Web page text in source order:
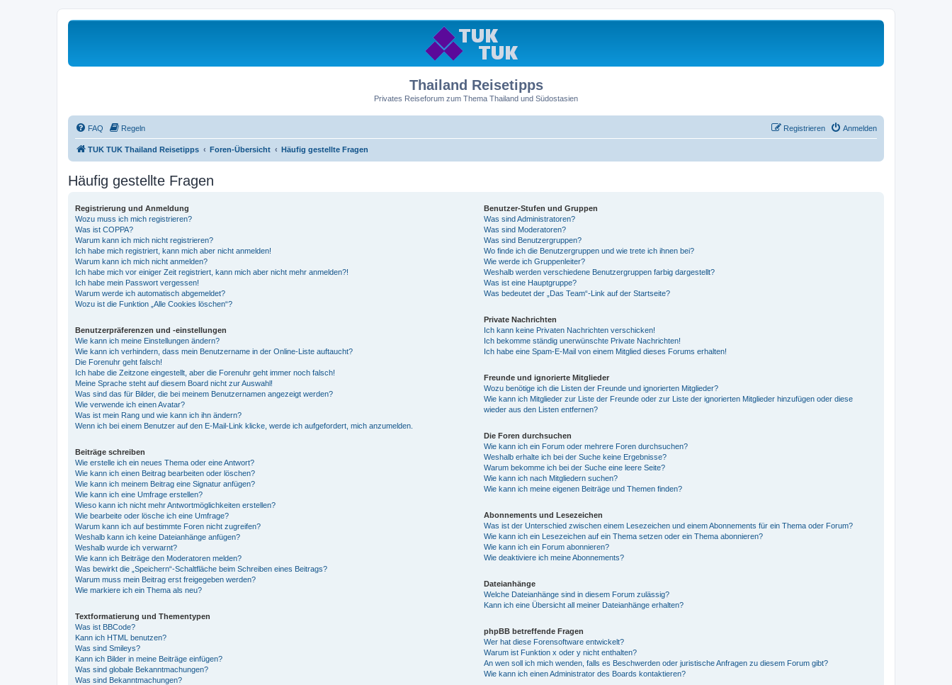
Thailand Reisetipps
Privates Reiseforum zum Thema Thailand und Südostasien
FAQ Regeln Anmelden
Registrieren
TUK TUK Thailand Reisetipps Foren-Übersicht Häufig gestellte Fragen
Häufig gestellte Fragen
Registrierung und Anmeldung
Wozu muss ich mich registrieren?
Was ist COPPA?
Warum kann ich mich nicht registrieren?
Ich habe mich registriert, kann mich aber nicht anmelden!
Warum kann ich mich nicht anmelden?
Ich habe mich vor einiger Zeit registriert, kann mich aber nicht mehr anmelden?!
Ich habe mein Passwort vergessen!
Warum werde ich automatisch abgemeldet?
Wozu ist die Funktion „Alle Cookies löschen“?
Benutzerpräferenzen und -einstellungen
Wie kann ich meine Einstellungen ändern?
Wie kann ich verhindern, dass mein Benutzername in der Online-Liste auftaucht?
Die Forenuhr geht falsch!
Ich habe die Zeitzone eingestellt, aber die Forenuhr geht immer noch falsch!
Meine Sprache steht auf diesem Board nicht zur Auswahl!
Was sind das für Bilder, die bei meinem Benutzernamen angezeigt werden?
Wie verwende ich einen Avatar?
Was ist mein Rang und wie kann ich ihn ändern?
Wenn ich bei einem Benutzer auf den E-Mail-Link klicke, werde ich aufgefordert, mich anzumelden.
Beiträge schreiben
Wie erstelle ich ein neues Thema oder eine Antwort?
Wie kann ich einen Beitrag bearbeiten oder löschen?
Wie kann ich meinem Beitrag eine Signatur anfügen?
Wie kann ich eine Umfrage erstellen?
Wieso kann ich nicht mehr Antwortmöglichkeiten erstellen?
Wie bearbeite oder lösche ich eine Umfrage?
Warum kann ich auf bestimmte Foren nicht zugreifen?
Weshalb kann ich keine Dateianhänge anfügen?
Weshalb wurde ich verwarnt?
Wie kann ich Beiträge den Moderatoren melden?
Was bewirkt die „Speichern“-Schaltfläche beim Schreiben eines Beitrags?
Warum muss mein Beitrag erst freigegeben werden?
Wie markiere ich ein Thema als neu?
Textformatierung und Thementypen
Was ist BBCode?
Kann ich HTML benutzen?
Was sind Smileys?
Kann ich Bilder in meine Beiträge einfügen?
Was sind globale Bekanntmachungen?
Was sind Bekanntmachungen?
Benutzer-Stufen und Gruppen
Was sind Administratoren?
Was sind Moderatoren?
Was sind Benutzergruppen?
Wo finde ich die Benutzergruppen und wie trete ich ihnen bei?
Wie werde ich Gruppenleiter?
Weshalb werden verschiedene Benutzergruppen farbig dargestellt?
Was ist eine Hauptgruppe?
Was bedeutet der „Das Team“-Link auf der Startseite?
Private Nachrichten
Ich kann keine Privaten Nachrichten verschicken!
Ich bekomme ständig unerwünschte Private Nachrichten!
Ich habe eine Spam-E-Mail von einem Mitglied dieses Forums erhalten!
Freunde und ignorierte Mitglieder
Wozu benötige ich die Listen der Freunde und ignorierten Mitglieder?
Wie kann ich Mitglieder zur Liste der Freunde oder zur Liste der ignorierten Mitglieder hinzufügen oder diese
wieder aus den Listen entfernen?
Die Foren durchsuchen
Wie kann ich ein Forum oder mehrere Foren durchsuchen?
Weshalb erhalte ich bei der Suche keine Ergebnisse?
Warum bekomme ich bei der Suche eine leere Seite?
Wie kann ich nach Mitgliedern suchen?
Wie kann ich meine eigenen Beiträge und Themen finden?
Abonnements und Lesezeichen
Was ist der Unterschied zwischen einem Lesezeichen und einem Abonnements für ein Thema oder Forum?
Wie kann ich ein Lesezeichen auf ein Thema setzen oder ein Thema abonnieren?
Wie kann ich ein Forum abonnieren?
Wie deaktiviere ich meine Abonnements?
Dateianhänge
Welche Dateianhänge sind in diesem Forum zulässig?
Kann ich eine Übersicht all meiner Dateianhänge erhalten?
phpBB betreffende Fragen
Wer hat diese Forensoftware entwickelt?
Warum ist Funktion x oder y nicht enthalten?
An wen soll ich mich wenden, falls es Beschwerden oder juristische Anfragen zu diesem Forum gibt?
Wie kann ich einen Administrator des Boards kontaktieren?